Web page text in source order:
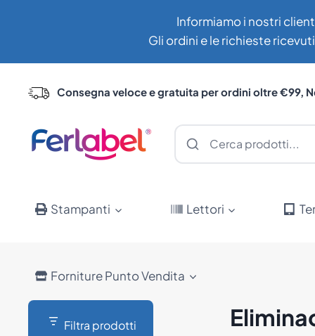
Informiamo i nostri
Gli ordini e le richieste
Consegna veloce e gratuita per ordini oltre €99,
Stampanti Lettori
Forniture Punto Vendita
Filtra prodotti